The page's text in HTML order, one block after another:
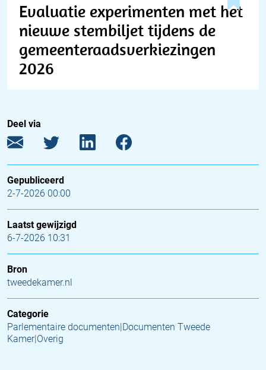
Evaluatie experimenten met het
nieuwe stembiljet tijdens de
gemeenteraadsverkiezingen
2026
Deel via
Gepubliceerd
2-7-2026 00:00
Laatst gewijzigd
6-7-2026 10:31
Bron
tweedekamer.nl
Categorie
Parlementaire documenten|Documenten Tweede
Kamer|Overig